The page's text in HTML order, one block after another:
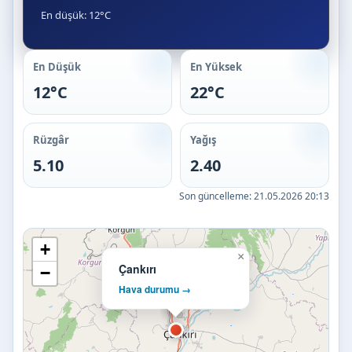
En düşük: 12°C
En Düşük
12°C
En Yüksek
22°C
Rüzgâr
5.10
Yağış
2.40
Son güncelleme:21.05.2026 20:13
Çankırı
Hava durumu →
×
+
−